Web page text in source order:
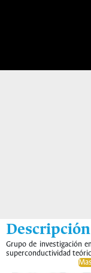
Descripción
Grupo de investigación
superconductividad